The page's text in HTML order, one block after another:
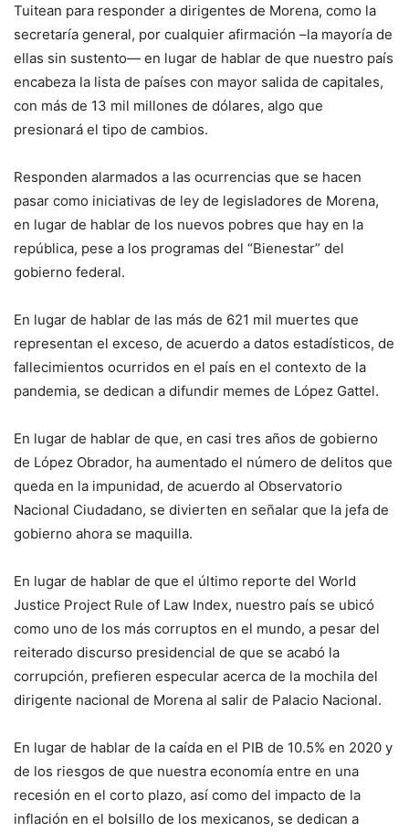
Tuitean para responder a dirigentes de Morena, como la
secretaría general, por cualquier afirmación –la mayoría de
ellas sin sustento— en lugar de hablar de que nuestro país
encabeza la lista de países con mayor salida de capitales,
con más de 13 mil millones de dólares, algo que
presionará el tipo de cambios.
Responden alarmados a las ocurrencias que se hacen
pasar como iniciativas de ley de legisladores de Morena,
en lugar de hablar de los nuevos pobres que hay en la
república, pese a los programas del “Bienestar” del
gobierno federal.
En lugar de hablar de las más de 621 mil muertes que
representan el exceso, de acuerdo a datos estadísticos, de
fallecimientos ocurridos en el país en el contexto de la
pandemia, se dedican a difundir memes de López Gattel.
En lugar de hablar de que, en casi tres años de gobierno
de López Obrador, ha aumentado el número de delitos que
queda en la impunidad, de acuerdo al Observatorio
Nacional Ciudadano, se divierten en señalar que la jefa de
gobierno ahora se maquilla.
En lugar de hablar de que el último reporte del World
Justice Project Rule of Law Index, nuestro país se ubicó
como uno de los más corruptos en el mundo, a pesar del
reiterado discurso presidencial de que se acabó la
corrupción, prefieren especular acerca de la mochila del
dirigente nacional de Morena al salir de Palacio Nacional.
En lugar de hablar de la caída en el PIB de 10.5% en 2020 y
de los riesgos de que nuestra economía entre en una
recesión en el corto plazo, así como del impacto de la
inflación en el bolsillo de los mexicanos, se dedican a